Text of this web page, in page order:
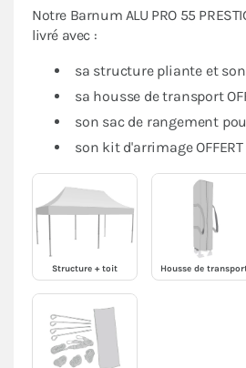
Notre Barnum ALU PRO 55
livré avec :
sa structure pliante et
sa housse de transport
son sac de rangement
son kit d'arrimage OFFERT
Structure + toit Housse de